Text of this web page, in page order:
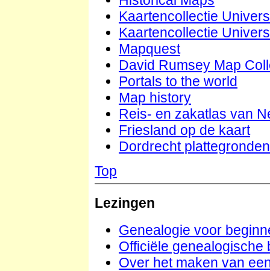
Kaartencollectie
Kaartencollectie
Mapquest
David Rumsey Map
Portals to the world
Map history
Reis- en zakatlas van
Friesland op de kaart
Dordrecht plattegronden
Top
Lezingen
Genealogie voor
Officiële genealogische
Over het maken van